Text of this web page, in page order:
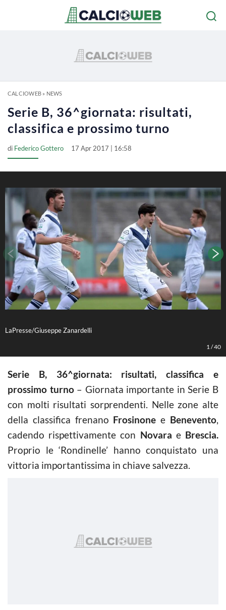
CALCIOWEB» NEWS
Serie B, 36^giornata: risultati,
classifica e prossimo turno
di Federico Gottero 17 Apr 2017 | 16:58
LaPresse/Giuseppe Zanardelli
1 /40
Serie B, 36^giornata: risultati, classifica e
prossimo turno– Giornata importante in Serie B
con molti risultati sorprendenti. Nelle zone alte
della classifica frenano Frosinone e Benevento,
cadendo rispettivamente con Novara e Brescia.
Proprio le ‘Rondinelle’ hanno conquistato una
vittoria importantissima in chiave salvezza.